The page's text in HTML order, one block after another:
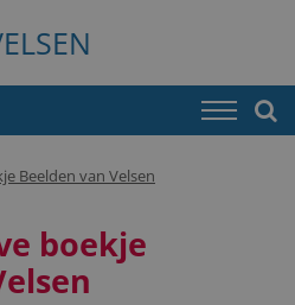
Beelden van Velsen
boekje